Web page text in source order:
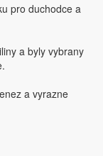
pro duchodce a
a byly vybrany
a vyrazne